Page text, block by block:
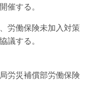
催する。
労働保険未加入対策
議する。
労災補償部労働保険